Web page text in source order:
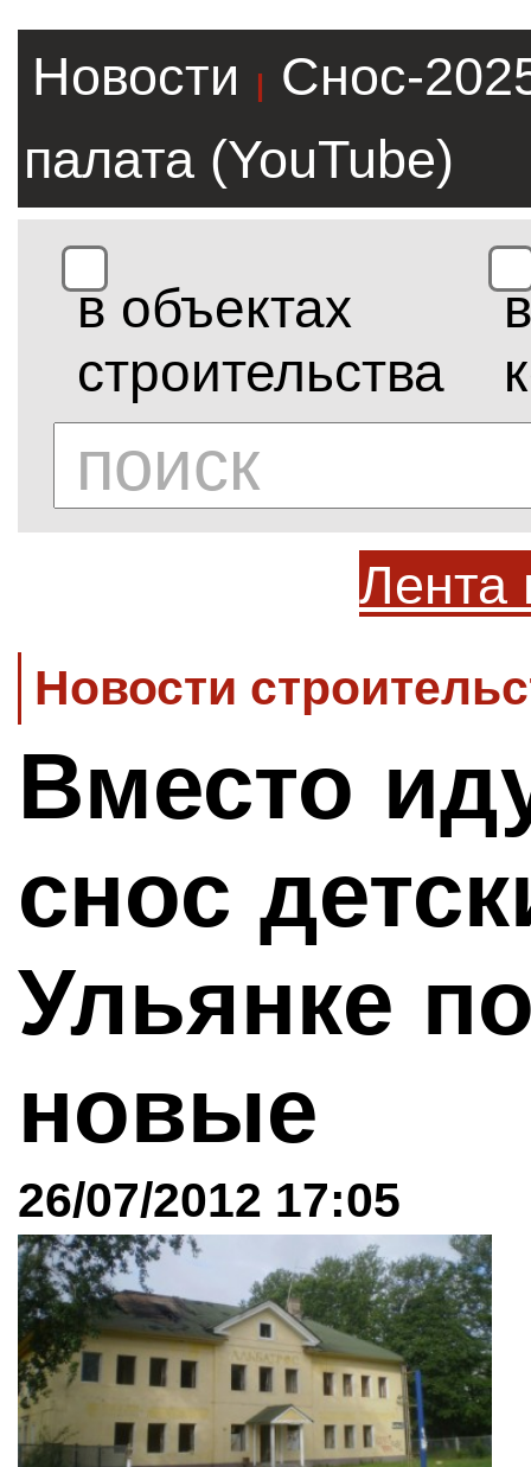
Новости |
Снос-
палата (YouTube)
в объектах
строительства
в
Лента
Новости
Вместо
снос
Ульянке
новые
26/07/2012 17:05